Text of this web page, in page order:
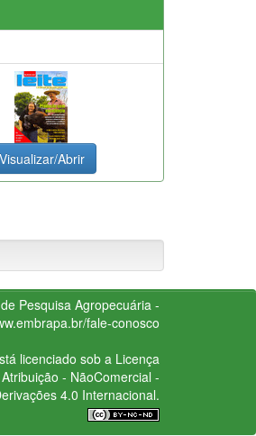
Visualizar/Abrir
Pesquisa Agropecuária -
fale-conosco
licenciado sob a Licença
- NãoComercial -
4.0 Internacional.